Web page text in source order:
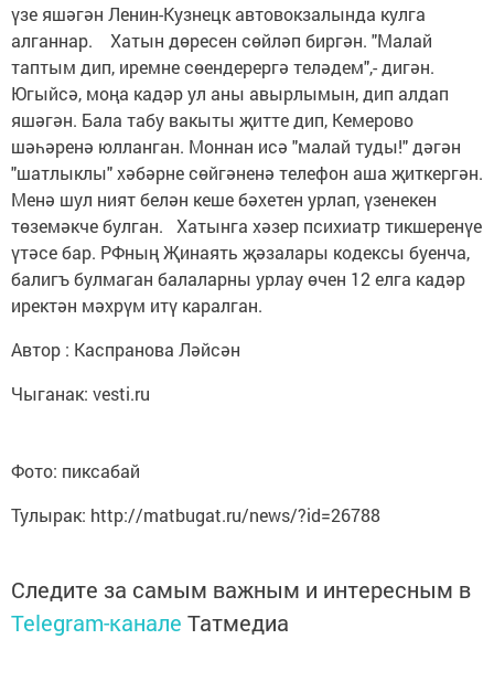
үзе яшәгән Ленин-Кузнецк автовокзалында кулга
алганнар. Хатын дөресен сөйләп биргән. "Малай
таптым дип, иремне сөендерергә теләдем",- дигән.
Югыйсә, моңа кадәр ул аны авырлымын, дип алдап
яшәгән. Бала табу вакыты җитте дип, Кемерово
шәһәренә юлланган. Моннан исә "малай туды!" дәгән
"шатлыклы" хәбәрне сөйгәненә телефон аша җиткергән.
Менә шул ният белән кеше бәхетен урлап, үзенекен
төземәкче булган. Хатынга хәзер психиатр тикшеренүе
үтәсе бар. РФның Җинаять җәзалары кодексы буенча,
балигъ булмаган балаларны урлау өчен 12 елга кадәр
иректән мәхрүм итү каралган.
Автор : Каспранова Ләйсән
Чыганак: vesti.ru
Фото: пиксабай
Тулырак: http://matbugat.ru/news/?id=26788
Следите за самым важным и интересным в
Telegram-канале Татмедиа